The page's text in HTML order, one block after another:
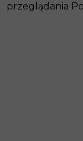
przeglądania